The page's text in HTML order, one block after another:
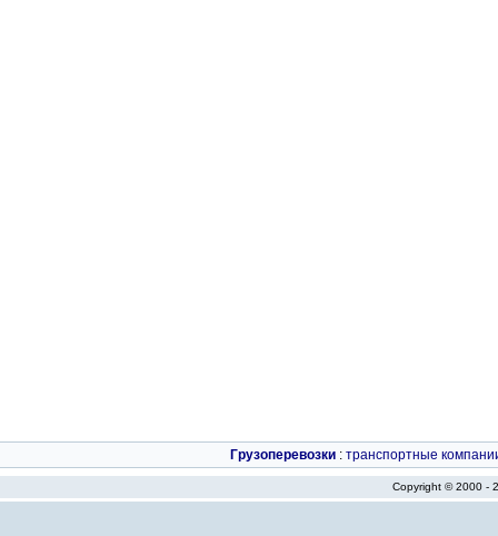
Грузоперевозки : транспортные
Copyright © 2000 -